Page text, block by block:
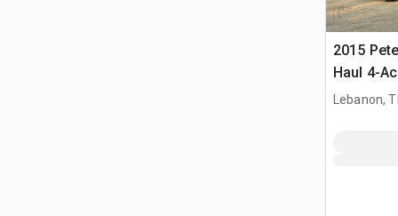
2015
Haul 4-
Lebanon,